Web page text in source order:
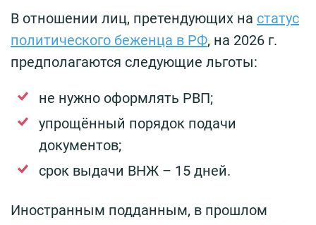
В отношении лиц, претендующих на статус
политического беженца в РФ, на 2026 г.
предполагаются следующие льготы:
не нужно оформлять РВП;
упрощённый порядок подачи
документов;
срок выдачи ВНЖ – 15 дней.
Иностранным подданным, в прошлом